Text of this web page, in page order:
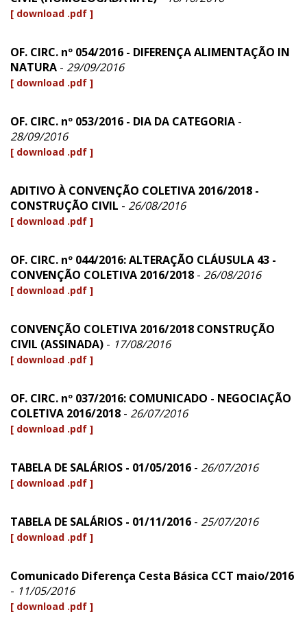
[ download .pdf ]
OF. CIRC. nº 054/2016 - DIFERENÇA ALIMENTAÇÃO IN
NATURA - 29/09/2016
[ download .pdf ]
OF. CIRC. nº 053/2016 - DIA DA CATEGORIA -
28/09/2016
[ download .pdf ]
ADITIVO À CONVENÇÃO COLETIVA 2016/2018 -
CONSTRUÇÃO CIVIL - 26/08/2016
[ download .pdf ]
OF. CIRC. nº 044/2016: ALTERAÇÃO CLÁUSULA 43 -
CONVENÇÃO COLETIVA 2016/2018 - 26/08/2016
[ download .pdf ]
CONVENÇÃO COLETIVA 2016/2018 CONSTRUÇÃO
CIVIL (ASSINADA) - 17/08/2016
[ download .pdf ]
OF. CIRC. nº 037/2016: COMUNICADO - NEGOCIAÇÃO
COLETIVA 2016/2018 - 26/07/2016
[ download .pdf ]
TABELA DE SALÁRIOS - 01/05/2016 - 26/07/2016
[ download .pdf ]
TABELA DE SALÁRIOS - 01/11/2016 - 25/07/2016
[ download .pdf ]
Comunicado Diferença Cesta Básica CCT maio/2016
- 11/05/2016
[ download .pdf ]